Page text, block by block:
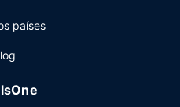
oferecidas por Este
países